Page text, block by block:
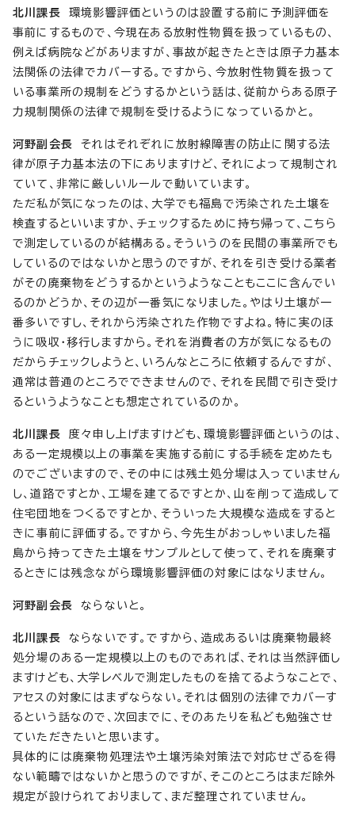
北川課長 環境影響評価というのは設置する前に予測評価を
事前にするもので、今現在ある放射性物質を扱っているもの、
例えば病院などがありますが、事故が起きたときは原子力基本
法関係の法律でカバーする。ですから、今放射性物質を扱って
いる事業所の規制をどうするかという話は、従前からある原子
力規制関係の法律で規制を受けるようになっているかと。
河野副会長それはそれぞれに放射線障害の防止に関する法
律が原子力基本法の下にありますけど、それによって規制され
ていて、非常に厳しいルールで動いています。
ただ私が気になったのは、大学でも福島で汚染された土壌を
検査するといいますか、チェックするために持ち帰って、こちら
で測定しているのが結構ある。そういうのを民間の事業所でも
しているのではないかと思うのですが、それを引き受ける業者
がその廃棄物をどうするかというようなこともここに含んでい
るのかどうか、その辺が一番気になりました。やはり土壌が一
番多いですし、それから汚染された作物ですよね。特に実のほ
うに吸収・移行しますから。それを消費者の方が気になるもの
だからチェックしようと、いろんなところに依頼するんですが、
通常は普通のところでできませんので、それを民間で引き受け
るというようなことも想定されているのか。
北川課長 度々申し上げますけども、環境影響評価というのは、
ある一定規模以上の事業を実施する前にする手続を定めたも
のでございますので、その中には残土処分場は入っていません
し、道路ですとか、工場を建てるですとか、山を削って造成して
住宅団地をつくるですとか、そういった大規模な造成をすると
きに事前に評価する。ですから、今先生がおっしゃいました福
島から持ってきた土壌をサンプルとして使って、それを廃棄す
るときには残念ながら環境影響評価の対象にはなりません。
河野副会長ならないと。
北川課長 ならないです。ですから、造成あるいは廃棄物最終
処分場のある一定規模以上のものであれば、それは当然評価し
ますけども、大学レベルで測定したものを捨てるようなことで、
アセスの対象にはまずならない。それは個別の法律でカバーす
るという話なので、次回までに、そのあたりを私ども勉強させ
ていただきたいと思います。
具体的には廃棄物処理法や土壌汚染対策法で対応せざるを得
ない範疇ではないかと思うのですが、そこのところはまだ除外
規定が設けられておりまして、まだ整理されていません。